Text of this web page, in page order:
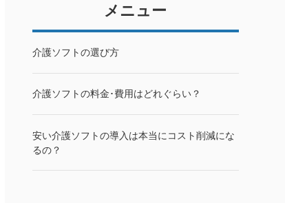
メニュー
介護ソフトの選び方
介護ソフトの料金･費用はどれぐらい？
安い介護ソフトの導入は本当にコスト削減にな
るの？